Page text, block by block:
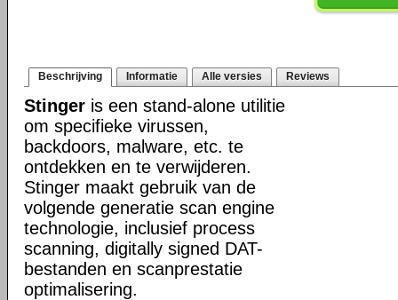
Beschrijving Informatie Alle versies Reviews
Stinger is een stand-alone utilitie
om specifieke virussen,
backdoors, malware, etc. te
ontdekken en te verwijderen.
Stinger maakt gebruik van de
volgende generatie scan engine
technologie, inclusief process
scanning, digitally signed DAT-
bestanden en scanprestatie
optimalisering.